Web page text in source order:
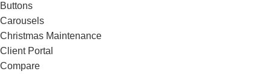
Buttons
Carousels
Christmas Maintenance
Client Portal
Compare